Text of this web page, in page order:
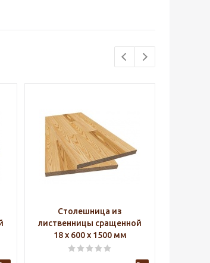
Столешница из
лиственницы сращенной
18 х 600 х 1500 мм